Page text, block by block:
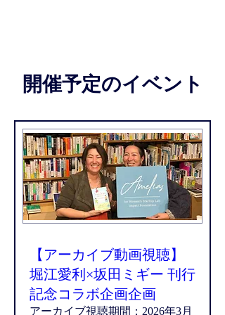
開催予定のイベント
【アーカイブ動画視聴】
堀江愛利×坂田ミギー 刊行
記念コラボ企画企画
アーカイブ視聴期間：2026年3月